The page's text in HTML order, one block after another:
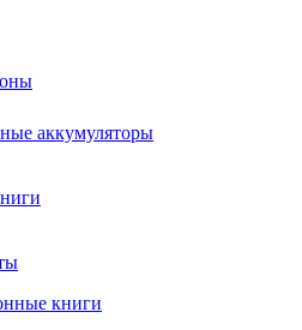
аккумуляторы
книги